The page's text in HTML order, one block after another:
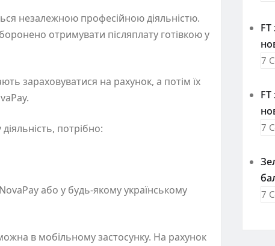
незалежною професійною діяльністю.
отримувати післяплату готівкою у
зараховуватися на рахунок, а потім їх
потрібно:
або у будь-якому українському
в мобільному застосунку. На рахунок
7
7
7